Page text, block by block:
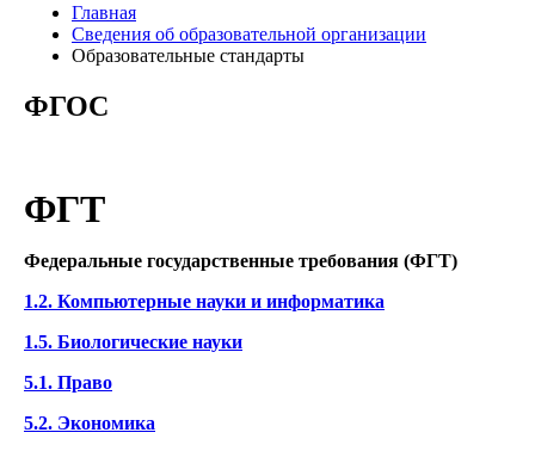
Главная
Сведения об образовательной организации
Образовательные стандарты
ФГОС
ФГТ
Федеральные государственные требования (ФГТ)
1.2. Компьютерные науки и информатика
1.5. Биологические науки
5.1. Право
5.2. Экономика